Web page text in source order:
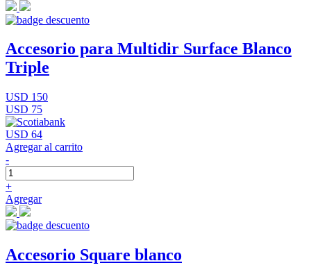
Accesorio para Multidir Surface Blanco
Triple
USD 150
USD 75
USD 64
Agregar al carrito
-
+
Agregar
Accesorio Square blanco